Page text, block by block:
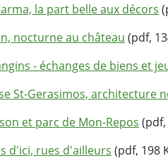
la part belle aux décors
nocturne au château (pdf,
- échanges de biens et
St-Gerasimos, architecture
et parc de Mon-Repos (pdf,
d'ici, rues d'ailleurs (pdf, 198